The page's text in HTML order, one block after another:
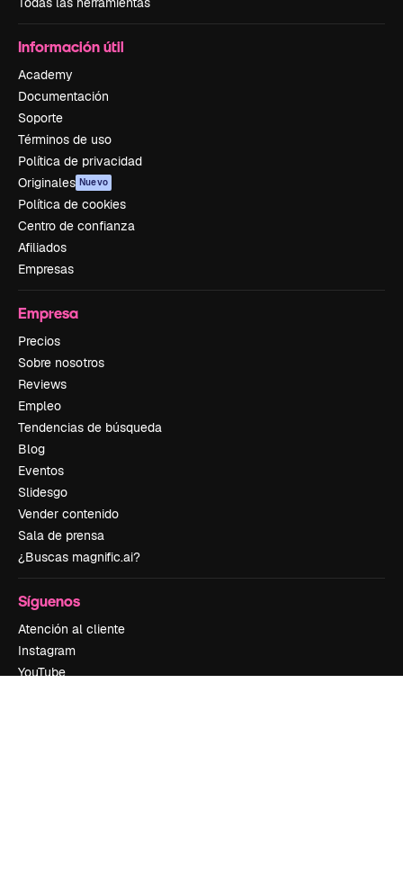
Información útil
Academy
Documentación
Soporte
Términos de uso
Política de privacidad
Originales Nuevo
Política de cookies
Centro de confianza
Afiliados
Empresas
Empresa
Precios
Sobre nosotros
Reviews
Empleo
Tendencias de búsqueda
Blog
Eventos
Slidesgo
Vender contenido
Sala de prensa
¿Buscas magnific.ai?
Síguenos
Atención al cliente
Instagram
YouTube